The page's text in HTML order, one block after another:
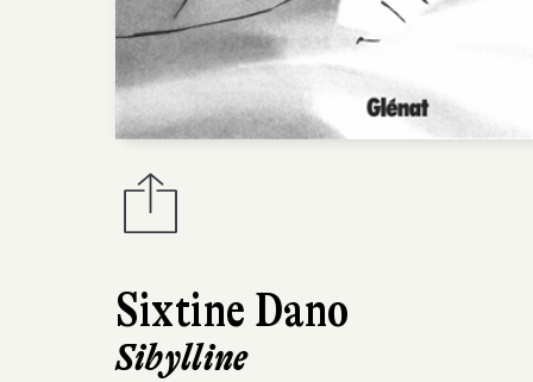
Sixtine Dano
Sibylline